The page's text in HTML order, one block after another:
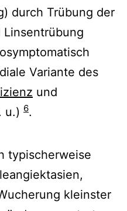
durch Trübung der
Linsentrübung
Variante des
und
u.) 6.
typischerweise
kleinster